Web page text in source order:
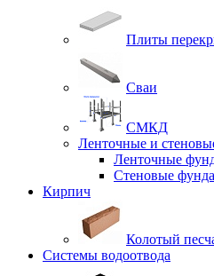
Плиты
Сваи
СМКД
Ленточные и
Ленточные
Стеновые
Кирпич
Колотый
Системы водоотвода